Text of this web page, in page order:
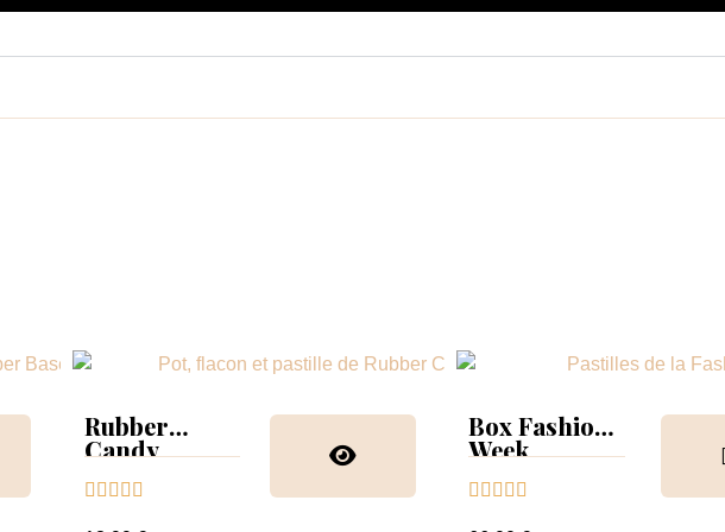
Rubber
Candy
    
Box Fashion
Week
nuancier
    